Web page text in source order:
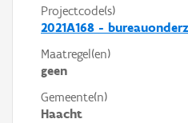
Projectcode(s)
2021A168 -
Maatregel(en)
geen
Gemeente(n)
Haacht